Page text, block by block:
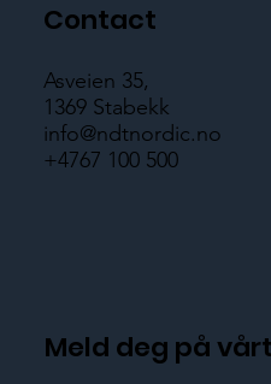
Contact
Asveien 35,
1369 Stabekk
info@ndtnordic.no
+4767 100 500
Meld deg på